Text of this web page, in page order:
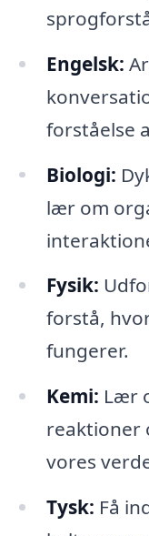
Engelsk:
forståelse
Biologi:
lær om
Fysik:
forstå,
fungerer.
Kemi: Lær
reaktioner
vores
Tysk: Få